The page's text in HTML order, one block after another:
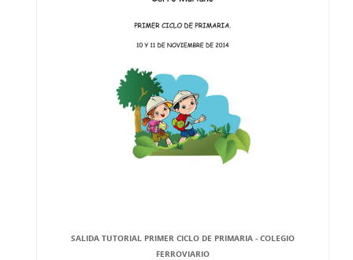
SALIDA TUTORIAL PRIMER CICLO DE PRIMARIA - COLEGIO
FERROVIARIO